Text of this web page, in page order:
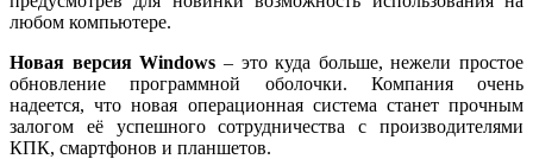
любом компьютере.
Новая версия Windows – это куда больше, нежели простое
обновление программной оболочки. Компания очень
надеется, что новая операционная система станет прочным
залогом её успешного сотрудничества с производителями
КПК, смартфонов и планшетов.